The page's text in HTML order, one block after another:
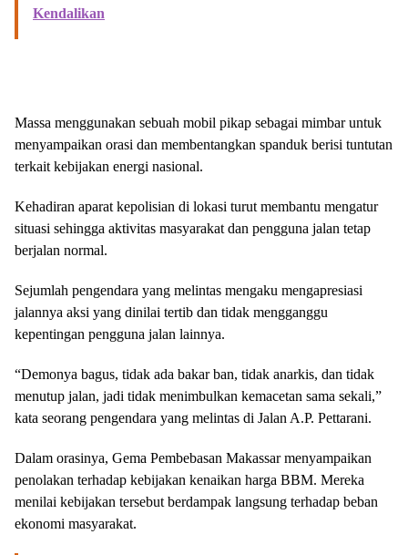
Kendalikan
Massa menggunakan sebuah mobil pikap sebagai mimbar untuk
menyampaikan orasi dan membentangkan spanduk berisi tuntutan
terkait kebijakan energi nasional.
Kehadiran aparat kepolisian di lokasi turut membantu mengatur
situasi sehingga aktivitas masyarakat dan pengguna jalan tetap
berjalan normal.
Sejumlah pengendara yang melintas mengaku mengapresiasi
jalannya aksi yang dinilai tertib dan tidak mengganggu
kepentingan pengguna jalan lainnya.
“Demonya bagus, tidak ada bakar ban, tidak anarkis, dan tidak
menutup jalan, jadi tidak menimbulkan kemacetan sama sekali,”
kata seorang pengendara yang melintas di Jalan A.P. Pettarani.
Dalam orasinya, Gema Pembebasan Makassar menyampaikan
penolakan terhadap kebijakan kenaikan harga BBM. Mereka
menilai kebijakan tersebut berdampak langsung terhadap beban
ekonomi masyarakat.